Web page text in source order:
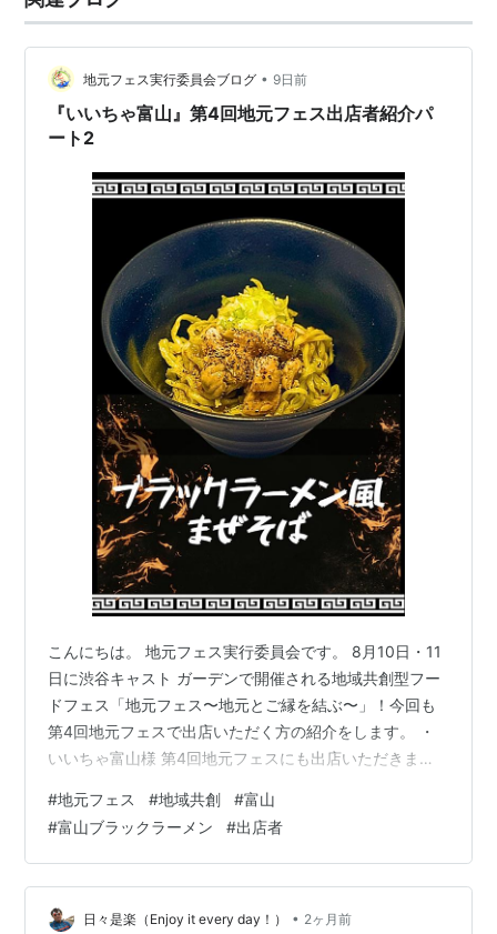
地元フェス実行委員会ブログ • 9日前
『いいちゃ富山』第4回地元フェス出店者紹介パ
ート2
こんにちは。 地元フェス実行委員会です。 8月10日・11
日に渋谷キャスト ガーデンで開催される地域共創型フー
ドフェス「地元フェス〜地元とご縁を結ぶ〜」！今回も
第4回地元フェスで出店いただく方の紹介をします。 ・
いいちゃ富山様 第4回地元フェスにも出店いただきま
出店となります。協賛企業様だけでなく、出店者様にも
継続してご参加いただけることは、本当に嬉しく思いま
す。こうしてご縁がつながっていくことが、地元フェス
の大きな魅力の一つです。8月10日（月）・11日（火・
祝）の両日ご出店いただきます。今回は ・富山のブラッ
#地元フェス #地域共創 #富山
#富山ブラックラーメン #出店者
日々是楽（Enjoy it every day！） • 2ヶ月前